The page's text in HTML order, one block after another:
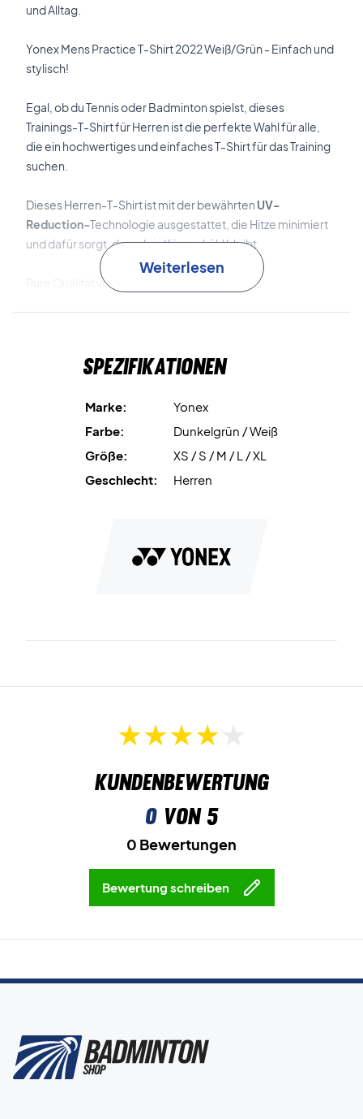
und Alltag.
Yonex Mens Practice T-Shirt 2022 Weiß/Grün - Einfach und
stylisch!
Egal, ob du Tennis oder Badminton spielst, dieses
Trainings-T-Shirt für Herren ist die perfekte Wahl für alle,
die ein hochwertiges und einfaches T-Shirt für das Training
suchen.
Dieses Herren-T-Shirt ist mit der bewährten UV-
Reduction-Technologie ausgestattet, die Hitze minimiert
und dafür sorgt, dass dein Körper kühl bleibt.
Pure Qualität von Yonex - jetzt online kaufen!
täglichen Gebrauch eignet.
Material: 100% Baumwolle
Weiterlesen
Spezifikationen
Marke:
Yonex
Farbe:
Dunkelgrün / Weiß
Größe:
XS / S / M / L / XL
Geschlecht:
Herren
Kundenbewertung
0von 5
0 Bewertungen
Bewertung schreiben